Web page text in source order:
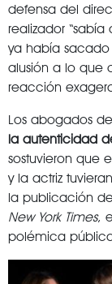
defensa del
realizador
ya había sacado
alusión a lo que
reacción
Los abogados
la autenticidad
sostuvieron que
y la actriz
la publicación
New York Times,
polémica